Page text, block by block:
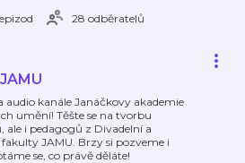
28 odběratelů
audio kanále Janáčkovy akademie
umění! Těšte se na tvorbu
ale i pedagogů z Divadelní a
JAMU. Brzy si pozveme i
se, co právě děláte!